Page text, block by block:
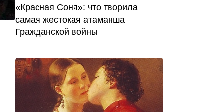
«Красная Соня»: что творила
самая жестокая атаманша
Гражданской войны